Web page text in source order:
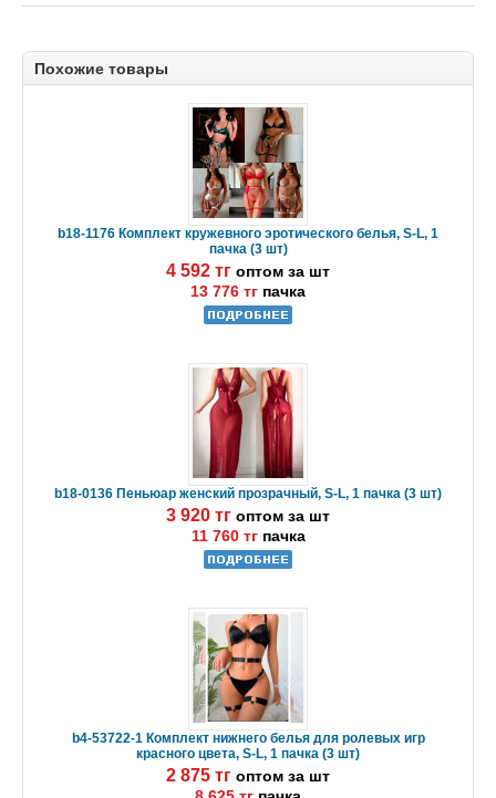
Похожие товары
b18-1176 Комплект кружевного эротического белья, S-L, 1
пачка (3 шт)
4 592 тг оптом за шт
13 776 тг пачка
b18-0136 Пеньюар женский прозрачный, S-L, 1 пачка (3 шт)
3 920 тг оптом за шт
11 760 тг пачка
b4-53722-1 Комплект нижнего белья для ролевых игр
красного цвета, S-L, 1 пачка (3 шт)
2 875 тг оптом за шт